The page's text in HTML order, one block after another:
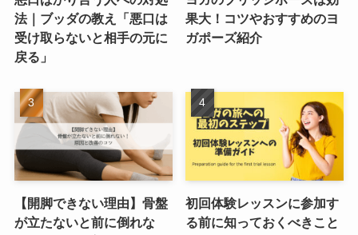
法｜ブッダの教え「悪口は
受け取らないと相手の元に
戻る」
果大！コツやおすすめのヨ
ガポーズ紹介
【開脚できない理由】骨盤
が立たないと前に倒れな
初回体験レッスンに参加す
る前に知っておくべきこと